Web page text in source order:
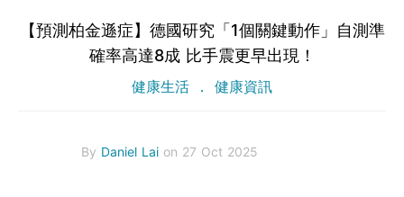
【預測柏金遜症】德國研究「1個關鍵動作」自測準
確率高達8成 比手震更早出現！
健康生活 健康資訊
By Daniel Lai on 27 Oct 2025